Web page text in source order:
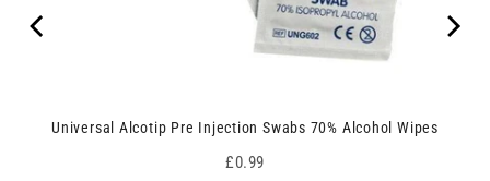
Universal Alcotip Pre Injection Swabs 70% Alcohol Wipes
Price
£0.99